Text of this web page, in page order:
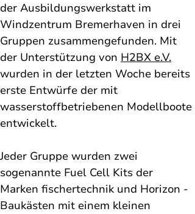
der Ausbildungswerkstatt im
Windzentrum Bremerhaven in drei
Gruppen zusammengefunden. Mit
der Unterstützung von H2BX e.V.
wurden in der letzten Woche bereits
erste Entwürfe der mit
wasserstoffbetriebenen Modellboote
entwickelt.
Jeder Gruppe wurden zwei
sogenannte Fuel Cell Kits der
Marken fischertechnik und Horizon -
Baukästen mit einem kleinen